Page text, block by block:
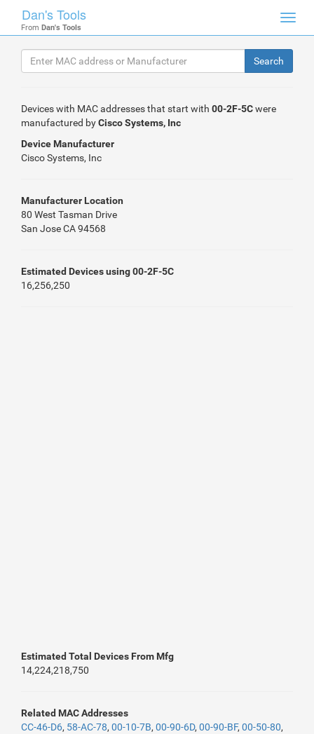
Dan's Tools
From Dan's Tools
Devices with MAC addresses that start with 00-2F-5Cwere
manufactured byCisco Systems, Inc
Device Manufacturer
Cisco Systems, Inc
Manufacturer Location
80 West Tasman Drive
San Jose CA 94568
Estimated Devices using 00-2F-5C
16,256,250
Estimated Total Devices From Mfg
14,224,218,750
Related MAC Addresses
CC-46-D6, 58-AC-78, 00-10-7B, 00-90-6D, 00-90-BF, 00-50-80,